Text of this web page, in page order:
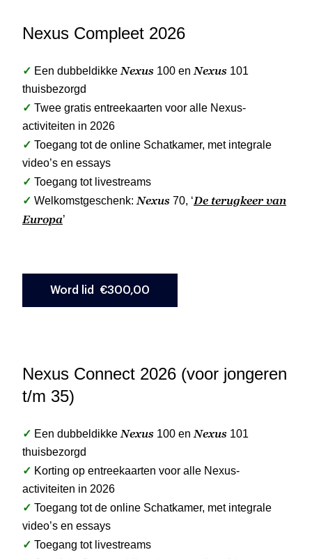
Nexus Compleet 2026
✓ Een dubbeldikke Nexus 100 en Nexus 101
thuisbezorgd
✓ Twee gratis entreekaarten voor alle Nexus-
activiteiten in 2026
✓ Toegang tot de online Schatkamer, met integrale
video’s en essays
✓ Toegang tot livestreams
✓ Welkomstgeschenk: Nexus 70, ‘De terugkeer van
Europa’
Nexus Connect 2026 (voor jongeren
t/m 35)
✓ Een dubbeldikke Nexus 100 en Nexus 101
thuisbezorgd
✓ Korting op entreekaarten voor alle Nexus-
activiteiten in 2026
✓ Toegang tot de online Schatkamer, met integrale
video’s en essays
✓ Toegang tot livestreams